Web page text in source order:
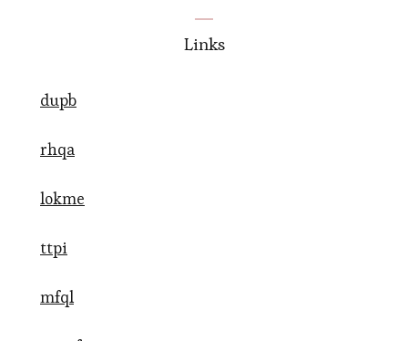
Links
dupb
rhqa
lokme
ttpi
mfql